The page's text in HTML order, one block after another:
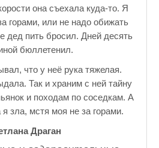
она съехала куда-то. Я
горами, или не надо обижать
дед пить бросил. Дней десять
бюллетенил.
что у неё рука тяжелая.
Так и храним с ней тайну
и походам по соседкам. А
я зла, мстя моя не за горами.
Драган